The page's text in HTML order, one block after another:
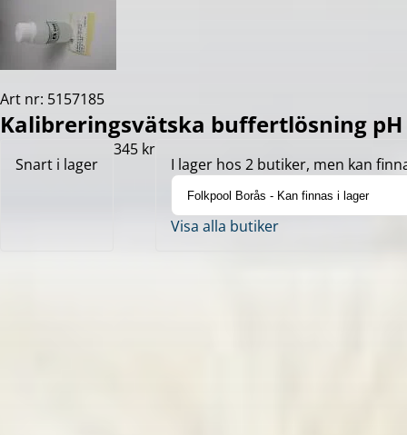
Art nr: 5157185
Kalibreringsvätska buffertlösning pH
Snart i lager
345 kr
I lager hos 2 butiker, men kan
Visa alla butiker